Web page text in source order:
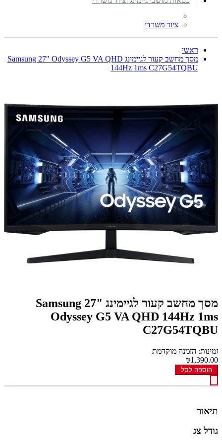
ציוד משרדי
ראשי
מסך מחשב קעור לגיימינג Samsung 27" Odyssey G5 VA QHD
144Hz 1ms C27G54TQBU
מסך מחשב קעור לגיימינג Samsung 27"
Odyssey G5 VA QHD 144Hz 1ms
C27G54TQBU
זמינות: הזמנה מוקדמת
₪1,390.00
הוספה לסל
תיאור
גודל צג